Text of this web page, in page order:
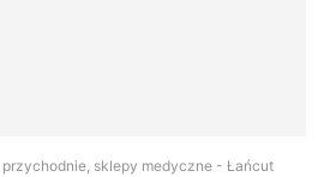
przychodnie, sklepy medyczne - Łańcut